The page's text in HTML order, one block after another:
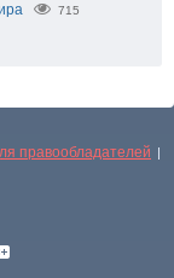
715
правообладателей |